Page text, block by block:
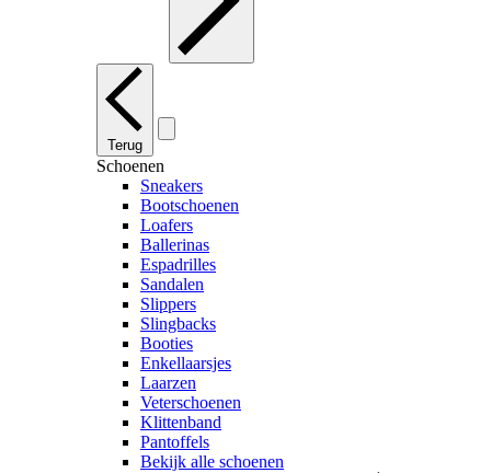
Terug
Schoenen
Sneakers
Bootschoenen
Loafers
Ballerinas
Espadrilles
Sandalen
Slippers
Slingbacks
Booties
Enkellaarsjes
Laarzen
Veterschoenen
Klittenband
Pantoffels
Bekijk alle schoenen